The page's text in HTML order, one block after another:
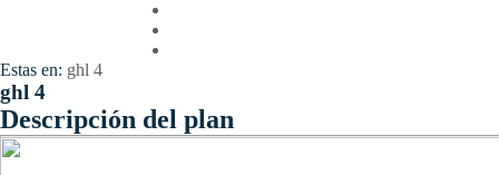
Estas en: ghl 4
ghl 4
Descripción del plan